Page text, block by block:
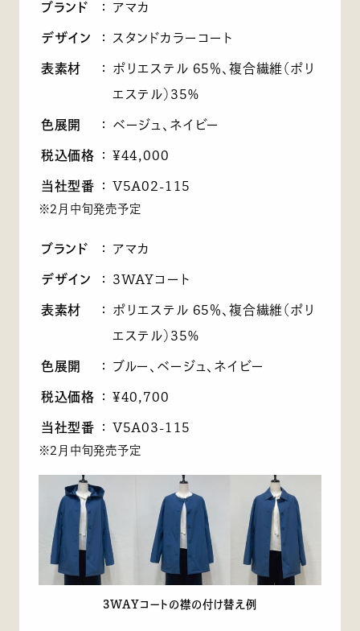
ブランド ： アマカ
デザイン ： スタンドカラーコート
表素材 ：
ポリエステル 65％、複合繊維（ポリ
エステル）35%
色展開 ： ベージュ、ネイビー
税込価格 ： ¥44,000
当社型番 ： V5A02-115
※2月中旬発売予定
ブランド ： アマカ
デザイン ： 3WAYコート
表素材 ：
ポリエステル 65％、複合繊維（ポリ
エステル）35%
色展開 ： ブルー、ベージュ、ネイビー
税込価格 ： ¥40,700
当社型番 ： V5A03-115
※2月中旬発売予定
3WAYコートの襟の付け替え例